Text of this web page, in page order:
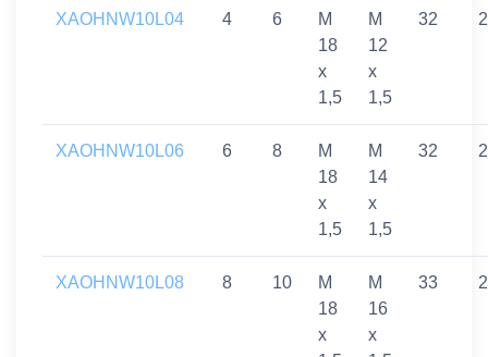
XAOHNW10L04 4 6
M
18
x
1,5
M
12
x
1,5
32
XAOHNW10L06 6 8
M
18
x
1,5
M
14
x
1,5
32
XAOHNW10L08 8 10
M
18
x
M
16
x
33